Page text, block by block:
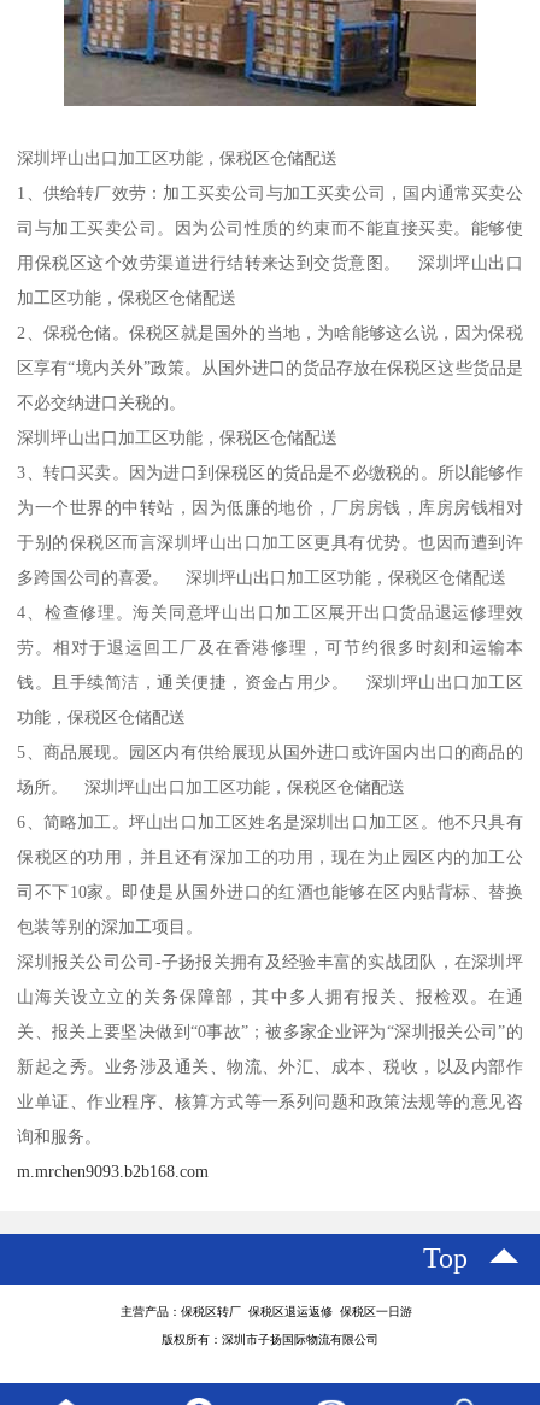
深圳坪山出口加工区功能，保税区仓储配送
1、供给转厂效劳：加工买卖公司与加工买卖公司，国内通常买卖公
司与加工买卖公司。因为公司性质的约束而不能直接买卖。能够使
用保税区这个效劳渠道进行结转来达到交货意图。 深圳坪山出口
加工区功能，保税区仓储配送
2、保税仓储。保税区就是国外的当地，为啥能够这么说，因为保税
区享有“境内关外”政策。从国外进口的货品存放在保税区这些货品是
不必交纳进口关税的。
深圳坪山出口加工区功能，保税区仓储配送
3、转口买卖。因为进口到保税区的货品是不必缴税的。所以能够作
为一个世界的中转站，因为低廉的地价，厂房房钱，库房房钱相对
于别的保税区而言深圳坪山出口加工区更具有优势。也因而遭到许
多跨国公司的喜爱。 深圳坪山出口加工区功能，保税区仓储配送
4、检查修理。海关同意坪山出口加工区展开出口货品退运修理效
劳。相对于退运回工厂及在香港修理，可节约很多时刻和运输本
钱。且手续简洁，通关便捷，资金占用少。 深圳坪山出口加工区
功能，保税区仓储配送
5、商品展现。园区内有供给展现从国外进口或许国内出口的商品的
场所。 深圳坪山出口加工区功能，保税区仓储配送
6、简略加工。坪山出口加工区姓名是深圳出口加工区。他不只具有
保税区的功用，并且还有深加工的功用，现在为止园区内的加工公
司不下10家。即使是从国外进口的红酒也能够在区内贴背标、替换
包装等别的深加工项目。
深圳报关公司公司-子扬报关拥有及经验丰富的实战团队，在深圳坪
山海关设立立的关务保障部，其中多人拥有报关、报检双。在通
关、报关上要坚决做到“0事故”；被多家企业评为“深圳报关公司”的
新起之秀。业务涉及通关、物流、外汇、成本、税收，以及内部作
业单证、作业程序、核算方式等一系列问题和政策法规等的意见咨
询和服务。
m.mrchen9093.b2b168.com
Top
主营产品：保税区转厂 保税区退运返修 保税区一日游
版权所有：深圳市子扬国际物流有限公司